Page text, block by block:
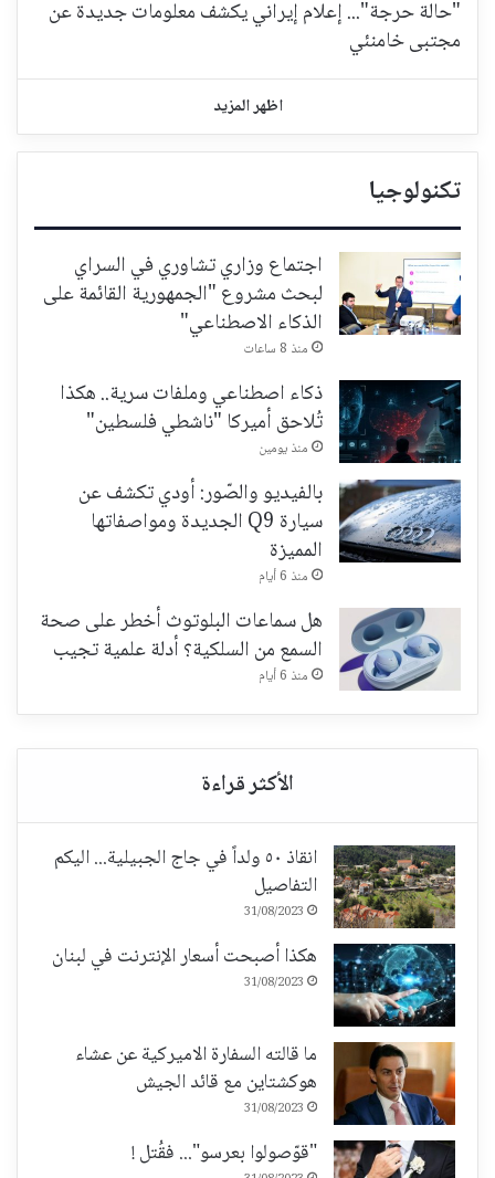
"حالة حرجة"... إعلام إيراني يكشف معلومات جديدة عن
مجتبى خامنئي
اظهر المزيد
تكنولوجيا
اجتماع وزاري تشاوري في السراي
لبحث مشروع "الجمهورية القائمة على
الذكاء الاصطناعي"
منذ 8 ساعات
ذكاء اصطناعي وملفات سرية.. هكذا
تُلاحق أميركا "ناشطي فلسطين"
منذ يومين
بالفيديو والصّور: أودي تكشف عن
سيارة Q9 الجديدة ومواصفاتها
المميزة
منذ 6 أيام
هل سماعات البلوتوث أخطر على صحة
السمع من السلكية؟ أدلة علمية تجيب
منذ 6 أيام
انقاذ ٥٠ ولداً في جاج الجبيلية... اليكم
التفاصيل
31/08/2023
هكذا أصبحت أسعار الإنترنت في لبنان
31/08/2023
ما قالته السفارة الاميركية عن عشاء
هوكشتاين مع قائد الجيش
31/08/2023
"قوّصولوا بعرسو"... فقُتل !